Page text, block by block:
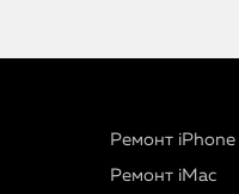
Ремонт iPhone
Ремонт iMac